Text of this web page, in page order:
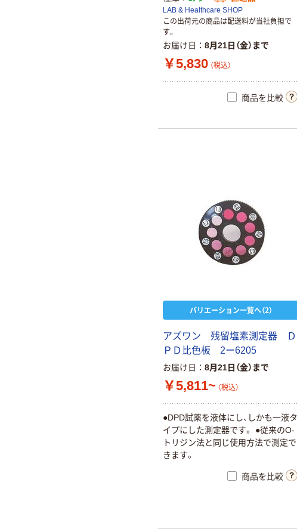
LAB & Healthcare SHOP
この出荷元の商品は配送料が当社負担で
す。
お届け日 8月21日（金）まで
￥5,830 （税込）
商品を比較
バリエーション一覧へ（2）
アズワン 残留塩素測定器 Ｄ
ＰＤ比色板 2ー6205
お届け日 8月21日（金）まで
￥5,811~ （税込）
●DPD試薬を液体にし、しかも一液タ
イプにした測定器です。 ●従来のO-
トリジン法と同じ使用方法で測定で
きます。
商品を比較